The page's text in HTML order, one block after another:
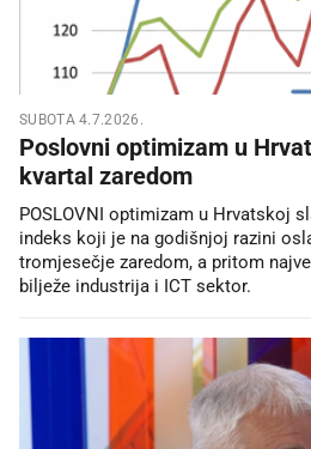
SUBOTA 4.7.2026.
Poslovni optimizam u
kvartal zaredom
POSLOVNI optimizam u Hrvatskoj
indeks koji je na godišnjoj razini
tromjesečje zaredom, a pritom
bilježe industrija i ICT sektor.